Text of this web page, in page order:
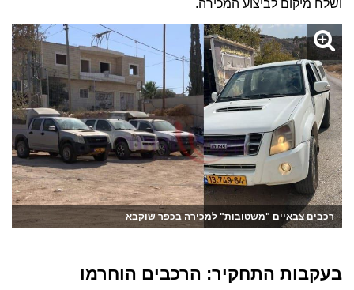
ושלח מיקום לביצוע המכירה.
רכבים צבאיים "משטובות" למכירה בכפר שוקבא
בעקבות התחקיר: הרכבים הוחרמו